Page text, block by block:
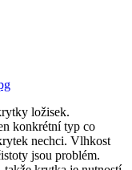
ložisek.
konkrétní typ co
nechci. Vlhkost
jsou problém.